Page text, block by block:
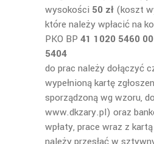
wysokości 50 zł (koszt
które należy wpłacić na
PKO BP 41 1020 5460
5404
do prac należy dołączyć
wypełnioną kartę
sporządzoną wg wzoru,
www.dkzary.pl) oraz
wpłaty, prace wraz z
należy przesłać w